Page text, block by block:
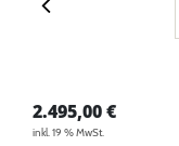
2.495,00€
inkl. 19 % MwSt.